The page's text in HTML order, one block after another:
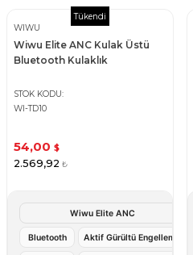
Tükendi
WIWU
Wiwu Elite ANC Kulak Üstü
Bluetooth Kulaklık
STOK KODU
WI-TD10
54,00 $
2.569,92 ₺
Wiwu Elite ANC
Bluetooth Aktif Gürültü Engelleme